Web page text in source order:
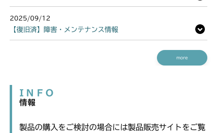
2025/09/12
【復旧済】障害・メンテナンス情報
more
INFO
情報
製品の購入をご検討の場合には製品販売サイトをご覧